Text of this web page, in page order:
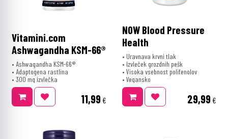
Vitamini.com
Ashwagandha KSM-66®
• Ashwagandha KSM-66®
• Adaptogena rastlina
• 300 mg izvlečka
11,99€
NOW Blood Pressure
Health
• Uravnava krvni tlak
• Izvleček grozdnih pešk
• Visoka vsebnost polifenolov
• Vegansko
29,99€